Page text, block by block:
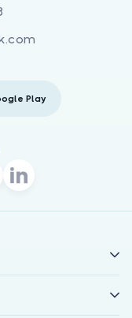
Play